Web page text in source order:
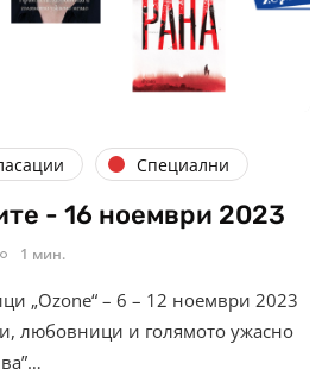
Специални
- 16 ноември 2023
1 мин.
„Ozone“ – 6 – 12 ноември 2023
любовници и голямото ужасно